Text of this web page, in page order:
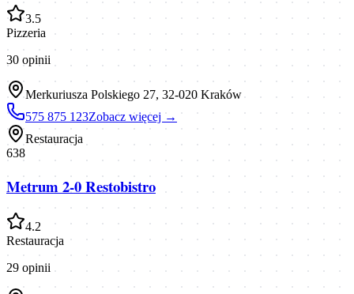
3.5
Pizzeria
30 opinii
Merkuriusza Polskiego 27, 32-020 Kraków
575 875 123Zobacz więcej →
Restauracja
638
Metrum 2-0 Restobistro
4.2
Restauracja
29 opinii